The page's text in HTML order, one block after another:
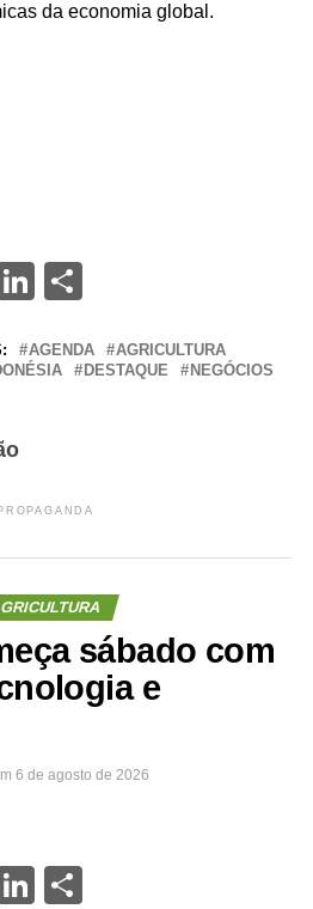
da economia global.
LinkedIn
Share
AGENDA
AGRICULTURA
DESTAQUE
NEGÓCIOS
sábado com
e
6 de agosto de 2026
LinkedIn
Share